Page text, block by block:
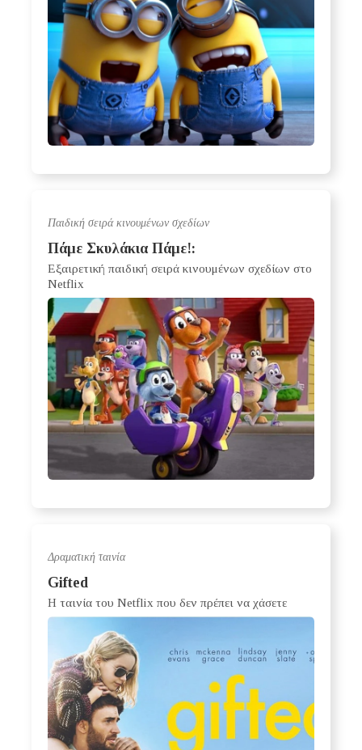
Παιδική σειρά κινουμένων σχεδίων
Πάμε Σκυλάκια Πάμε!:
Εξαιρετική παιδική σειρά κινουμένων σχεδίων στο
Netflix
Δραματική ταινία
Gifted
Η ταινία του Netflix που δεν πρέπει να χάσετε